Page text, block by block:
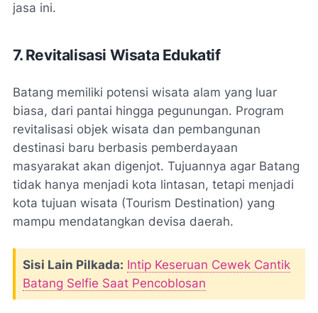
jasa ini.
7. Revitalisasi Wisata Edukatif
Batang memiliki potensi wisata alam yang luar
biasa, dari pantai hingga pegunungan. Program
revitalisasi objek wisata dan pembangunan
destinasi baru berbasis pemberdayaan
masyarakat akan digenjot. Tujuannya agar Batang
tidak hanya menjadi kota lintasan, tetapi menjadi
kota tujuan wisata (Tourism Destination) yang
mampu mendatangkan devisa daerah.
Sisi Lain Pilkada: Intip Keseruan Cewek Cantik
Batang Selfie Saat Pencoblosan